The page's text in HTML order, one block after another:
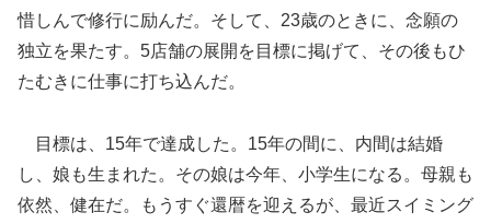
惜しんで修行に励んだ。そして、23歳のときに、念願の
独立を果たす。5店舗の展開を目標に掲げて、その後もひ
たむきに仕事に打ち込んだ。
目標は、15年で達成した。15年の間に、内間は結婚
し、娘も生まれた。その娘は今年、小学生になる。母親も
依然、健在だ。もうすぐ還暦を迎えるが、最近スイミング